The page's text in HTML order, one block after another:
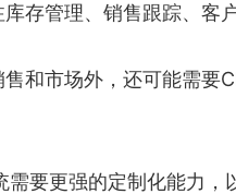
存管理、销售跟踪、客
和市场外，还可能需要
要更强的定制化能力，